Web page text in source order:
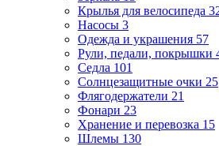
Крылья для велосипеда
Насосы 3
Одежда и украшения 57
Рули, педали, покрышки
Седла 101
Солнцезащитные очки 25
Флягодержатели 21
Фонари 23
Хранение и перевозка 15
Шлемы 130